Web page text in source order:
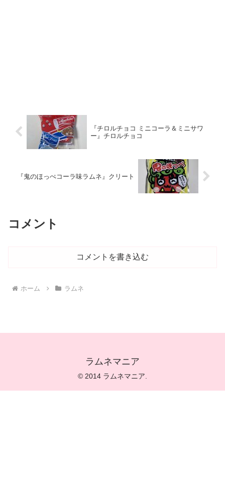
『チロルチョコ ミニコーラ＆ミニサワ
ー』チロルチョコ
『鬼のほっぺコーラ味ラムネ』クリート
コメント
コメントを書き込む
ホーム ラムネ
ラムネマニア
© 2014 ラムネマニア.